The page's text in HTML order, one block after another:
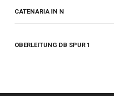
CATENARIA IN N
OBERLEITUNG DB SPUR 1